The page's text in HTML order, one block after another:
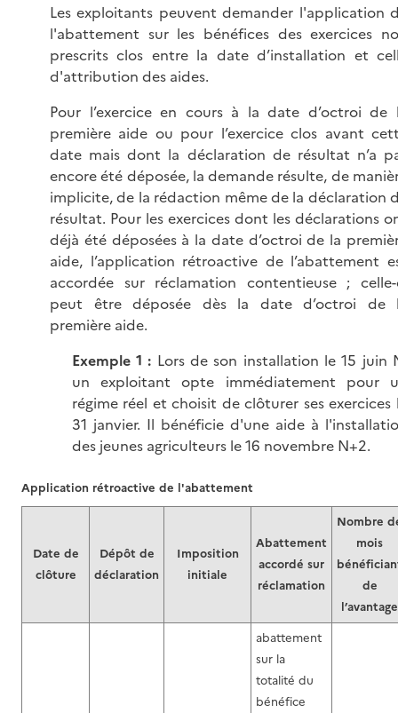
Les exploitants peuvent demander l'application
l'abattement sur les bénéfices des exercices
prescrits clos entre la date d’installation et
d'attribution des aides.
Pour l’exercice en cours à la date d’octroi de
première aide ou pour l’exercice clos avant
date mais dont la déclaration de résultat n’a
encore été déposée, la demande résulte, de
implicite, de la rédaction même de la déclaration
résultat. Pour les exercices dont les déclarations
déjà été déposées à la date d’octroi de la
aide, l’application rétroactive de l’abattement
accordée sur réclamation contentieuse ;
peut être déposée dès la date d’octroi de
première aide.
Exemple 1 : Lors de son installation le 15 juin
un exploitant opte immédiatement pour
régime réel et choisit de clôturer ses exercices
31 janvier. Il bénéficie d'une aide à
des jeunes agriculteurs le 16 novembre N+2.
Date de
clôture
Dépôt de
déclaration
Imposition
initiale
Abattement
accordé sur
réclamation
Nombre
mois
de
l’avantage
abattement
sur la
totalité du
bénéfice
Application rétroactive de l'abattement